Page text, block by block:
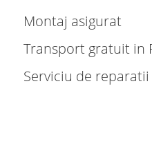
Montaj asigurat
Transport gratuit in
Serviciu de